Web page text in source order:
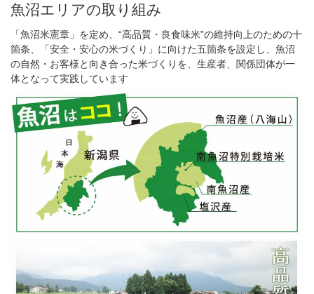
魚沼エリアの取り組み
「魚沼米憲章」を定め、“高品質・良食味米”の維持向上のための十
箇条、「安全・安心の米づくり」に向けた五箇条を設定し、魚沼
の自然・お客様と向き合った米づくりを、生産者、関係団体が一
体となって実践しています